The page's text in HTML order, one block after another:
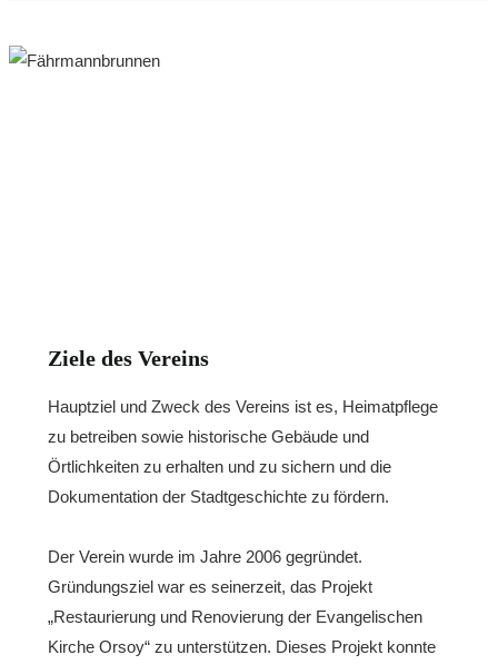
Ziele des Vereins
Hauptziel und Zweck des Vereins ist es, Heimatpflege
zu betreiben sowie historische Gebäude und
Örtlichkeiten zu erhalten und zu sichern und die
Dokumentation der Stadtgeschichte zu fördern.
Der Verein wurde im Jahre 2006 gegründet.
Gründungsziel war es seinerzeit, das Projekt
„Restaurierung und Renovierung der Evangelischen
Kirche Orsoy“ zu unterstützen. Dieses Projekt konnte